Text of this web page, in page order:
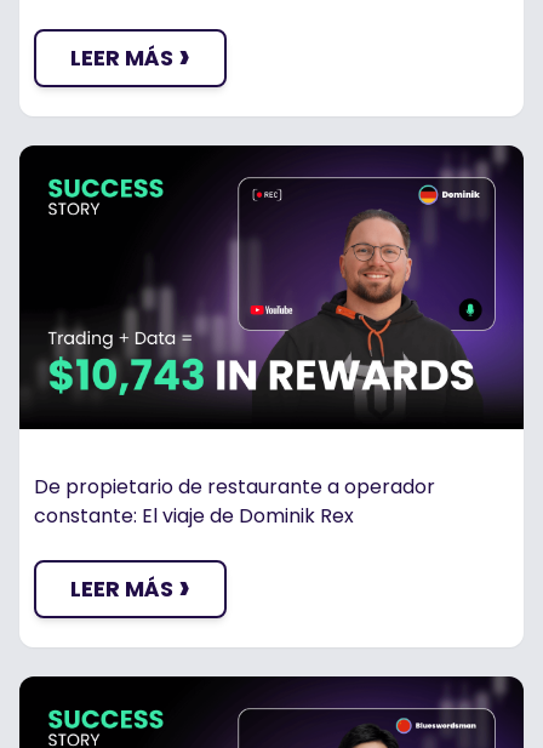
LEER MÁS ›
De propietario de restaurante a operador
constante: El viaje de Dominik Rex
LEER MÁS ›